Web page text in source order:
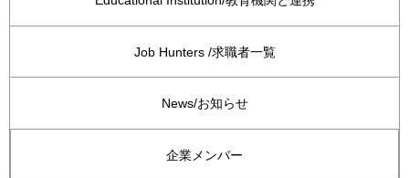
Job Hunters /求職者一覧
News/お知らせ
企業メンバー